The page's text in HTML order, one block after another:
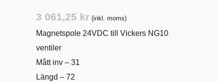
3 061,25 kr (inkl. moms)
Magnetspole 24VDC till Vickers NG10
ventiler
Mått inv – 31
Längd – 72